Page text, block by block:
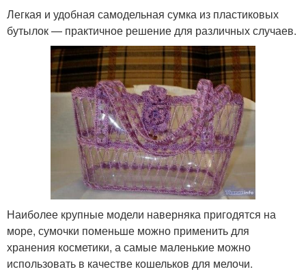
Легкая и удобная самодельная сумка из пластиковых
бутылок — практичное решение для различных случаев.
Наиболее крупные модели наверняка пригодятся на
море, сумочки поменьше можно применить для
хранения косметики, а самые маленькие можно
использовать в качестве кошельков для мелочи.